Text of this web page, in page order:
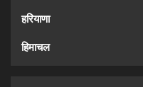
हरियाणा
हिमाचल